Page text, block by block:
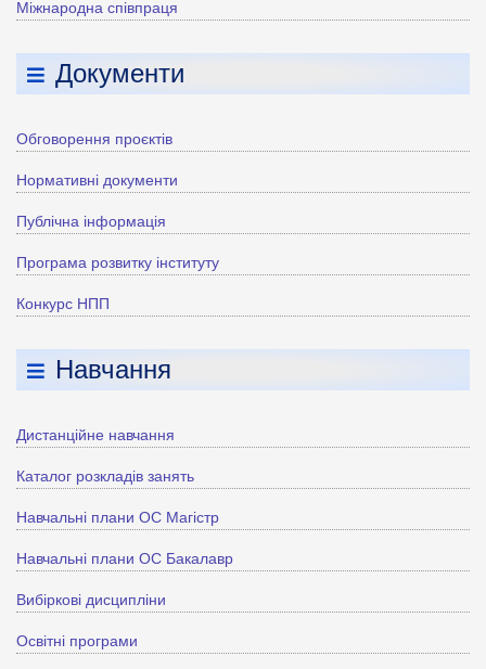
Міжнародна співпраця
Документи
Обговорення проєктів
Нормативні документи
Публічна інформація
Програма розвитку інституту
Конкурс НПП
Навчання
Дистанційне навчання
Каталог розкладів занять
Навчальні плани ОС Магістр
Навчальні плани ОС Бакалавр
Вибіркові дисципліни
Освітні програми